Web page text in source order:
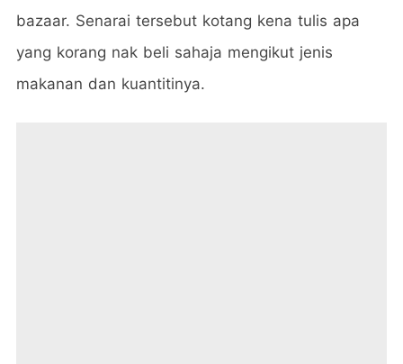
bazaar. Senarai tersebut kotang kena tulis apa
yang korang nak beli sahaja mengikut jenis
makanan dan kuantitinya.